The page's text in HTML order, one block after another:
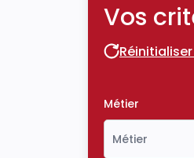
Vos
Métier